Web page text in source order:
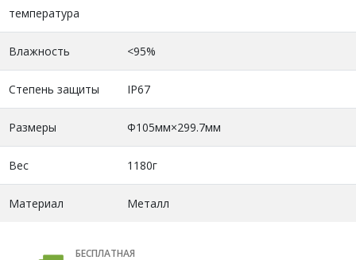
температура
Влажность <95%
Степень защиты IP67
Размеры Φ105мм×299.7мм
Вес 1180г
Материал Металл
БЕСПЛАТНАЯ